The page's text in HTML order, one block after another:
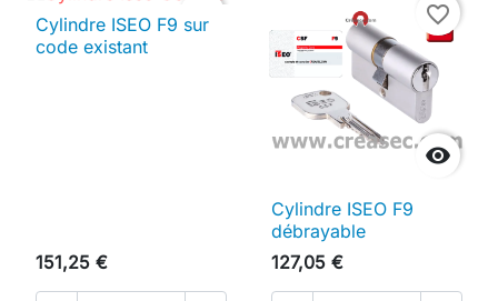
favorite_border
Cylindre ISEO F9 sur
code existant
151,25 €

favorite_border
Cylindre ISEO F9
débrayable
127,05 €